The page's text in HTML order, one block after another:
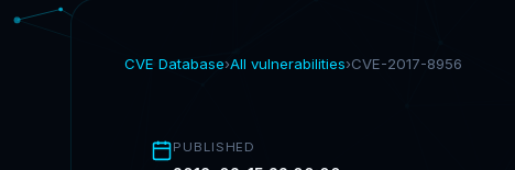
CVE Database›All vulnerabilities›CVE-2017-8956
PUBLISHED